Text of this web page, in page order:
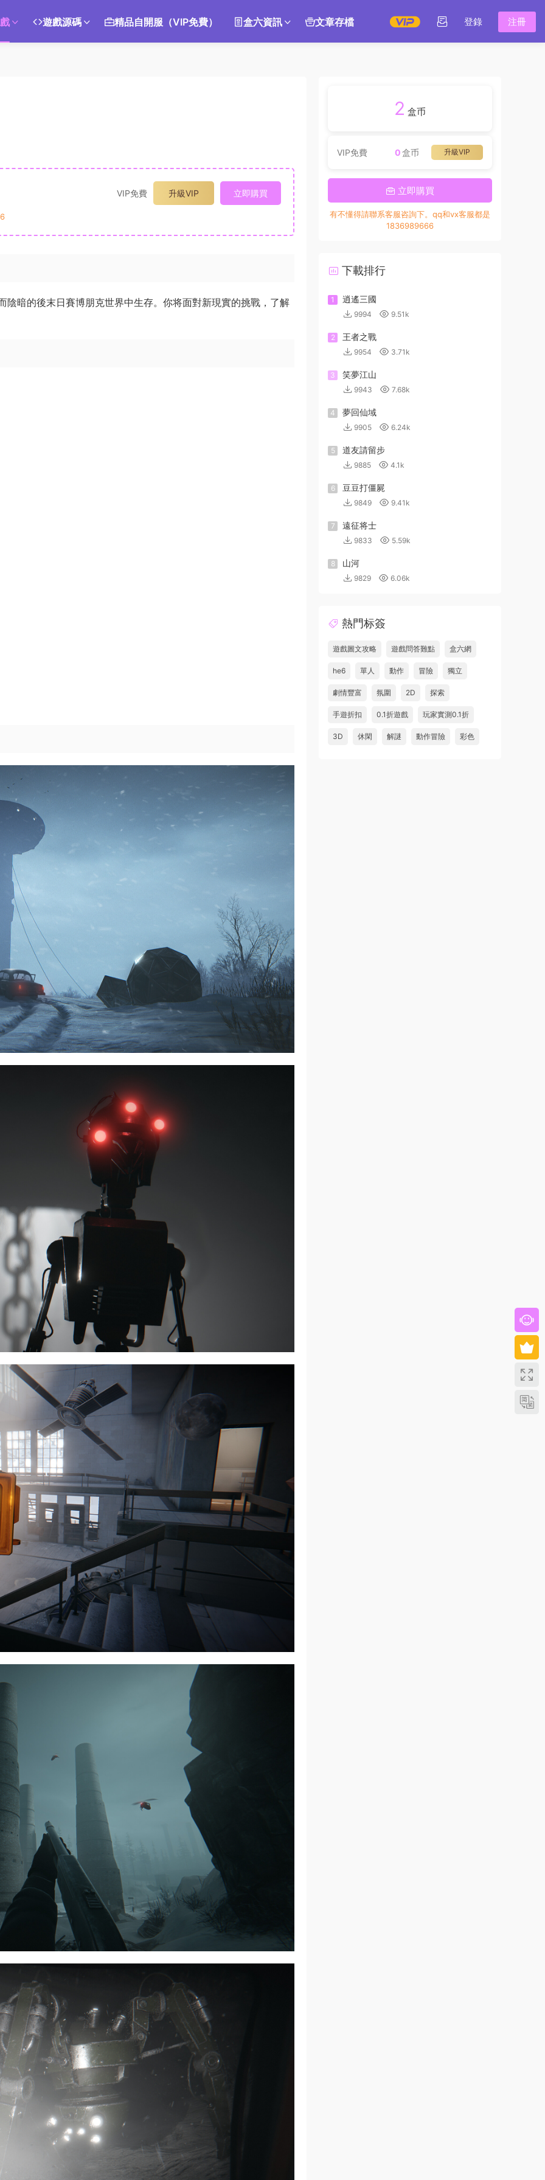
遊戲源碼 精品自開服（VIP免費） 盒六資訊 文章存檔 登錄 注冊
VIP免費 升級VIP 立即購買
暗的後末日賽博朋克世界中生存。你将面對新現實的挑戰，了解
2 盒币
VIP免費 升級VIP
0盒币
立即購買
有不懂得請聯系客服咨詢下。qq和vx客服都是
1836989666
下載排行
1 逍遙三國
9994 9.51k
2 王者之戰
9954 3.71k
3 笑夢江山
9943 7.68k
4 夢回仙域
9905 6.24k
5 道友請留步
9885 4.1k
6 豆豆打僵屍
9849 9.41k
7 遠征将士
9833 5.59k
8 山河
9829 6.06k
熱門标簽
遊戲圖文攻略 遊戲問答難點 盒六網
he6 單人 動作 冒險 獨立
劇情豐富 氛圍 2D 探索
手遊折扣 0.1折遊戲 玩家實測0.1折
3D 休閑 解謎 動作冒險 彩色